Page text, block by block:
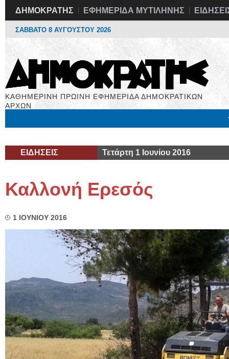
ΔΗΜΟΚΡΑΤΗΣ ΕΦΗΜΕΡΙΔΑ ΜΥΤΙΛΗΝΗΣ
ΣΑΒΒΑΤΟ 8 ΑΥΓΟΥΣΤΟΥ 2026
ΚΑΘΗΜΕΡΙΝΗ ΠΡΩΙΝΗ ΕΦΗΜΕΡΙΔΑ ΔΗΜΟΚΡΑΤΙΚΩΝ
ΑΡΧΩΝ
ΕΙΔΗΣΕΙΣ Τετάρτη 1 Ιουνίου 2016
Καλλονή Ερεσός
1 ΙΟΥΝΙΟΥ 2016